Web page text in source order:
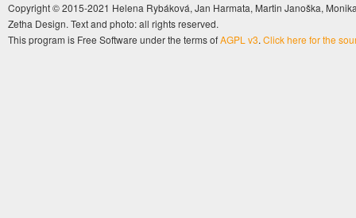
Copyright © 2015-2021 Helena Rybáková, Jan Harmata, Martin Janoška,
Zetha Design. Text and photo: all rights reserved.
This program is Free Software under the terms ofAGPL v3. Click here for the